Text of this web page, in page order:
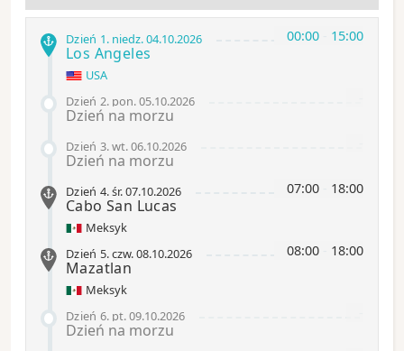
00:00 15:00
Dzień 1. niedz.04.10.2026
Los Angeles
USA
Dzień 2. pon.05.10.2026
Dzień na morzu
Dzień 3.wt.06.10.2026
Dzień na morzu
07:00 18:00
Dzień 4.śr.07.10.2026
Cabo San Lucas
Meksyk
08:00 18:00
Dzień 5.czw.08.10.2026
Mazatlan
Meksyk
Dzień 6. pt.09.10.2026
Dzień na morzu